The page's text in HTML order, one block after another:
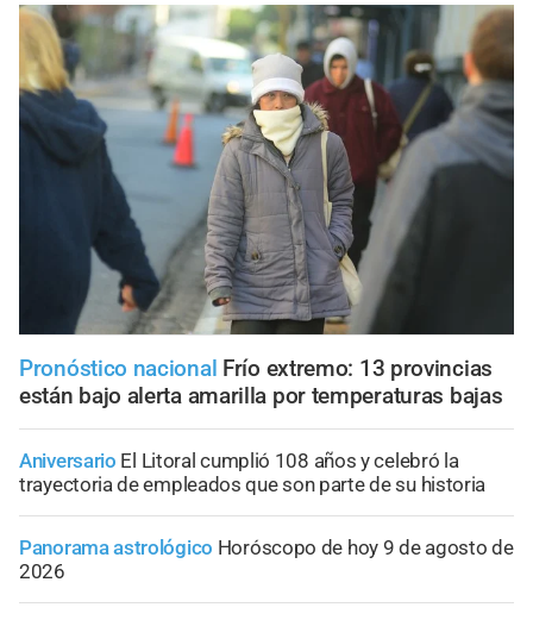
Pronóstico nacional Frío extremo: 13 provincias
están bajo alerta amarilla por temperaturas bajas
Aniversario El Litoral cumplió 108 años y celebró la
trayectoria de empleados que son parte de su historia
Panorama astrológico Horóscopo de hoy 9 de agosto de
2026